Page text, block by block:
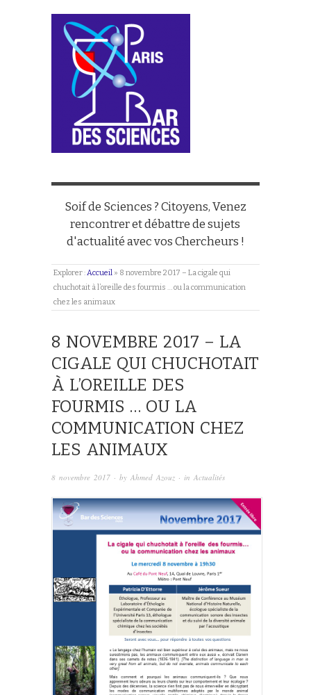
Soif de Sciences ? Citoyens, Venez
rencontrer et débattre de sujets
d'actualité avec vos Chercheurs !
Explorer :Accueil » 8 novembre 2017 – La cigale qui
chuchotait à l’oreille des fourmis … ou la communication
chez les animaux
8 NOVEMBRE 2017 – LA
CIGALE QUI CHUCHOTAIT
À L’OREILLE DES
FOURMIS … OU LA
COMMUNICATION CHEZ
LES ANIMAUX
8 novembre 2017 · by Ahmed Azouz · in Actualités